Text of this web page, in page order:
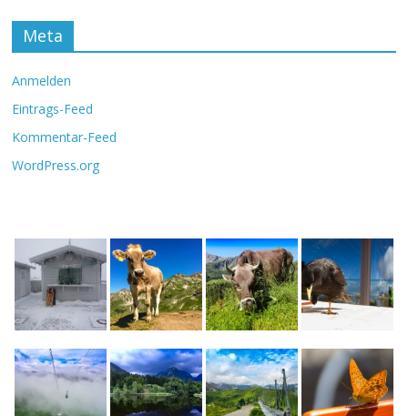
Meta
Anmelden
Eintrags-Feed
Kommentar-Feed
WordPress.org